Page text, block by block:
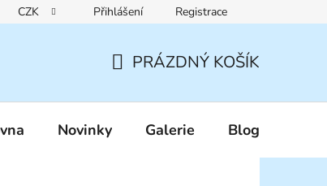
řád Pravidla zákaznických slev
CZK Přihlášení Registrace
KOŠÍK
PRÁZDNÝ KOŠÍK
Novinky Galerie Blog